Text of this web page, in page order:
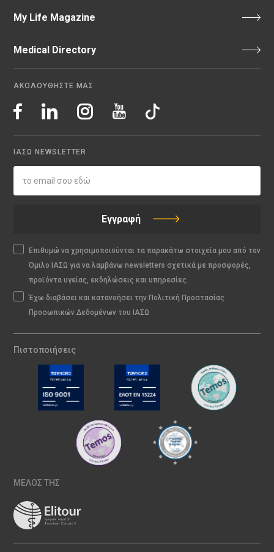
My Life Magazine
Medical Directory
ΑΚΟΛΟΥΘΗΣΤΕ ΜΑΣ
ΙΑΣΩ NEWSLETTER
Εγγραφή
Επιθυμώ να χρησιμοποιούνται τα παρακάτω στοιχεία μου από τον
Όμιλο ΙΑΣΩ για να λαμβάνω newsletters σχετικά με προσφορές,
προϊόντα υγείας, εκδηλώσεις και υπηρεσίες.
Έχω διαβάσει και κατανοήσει την Πολιτική Προστασίας
Προσωπικών Δεδομένων του ΙΑΣΩ
Πιστοποιήσεις
ΜΕΛΟΣ ΤΗΣ